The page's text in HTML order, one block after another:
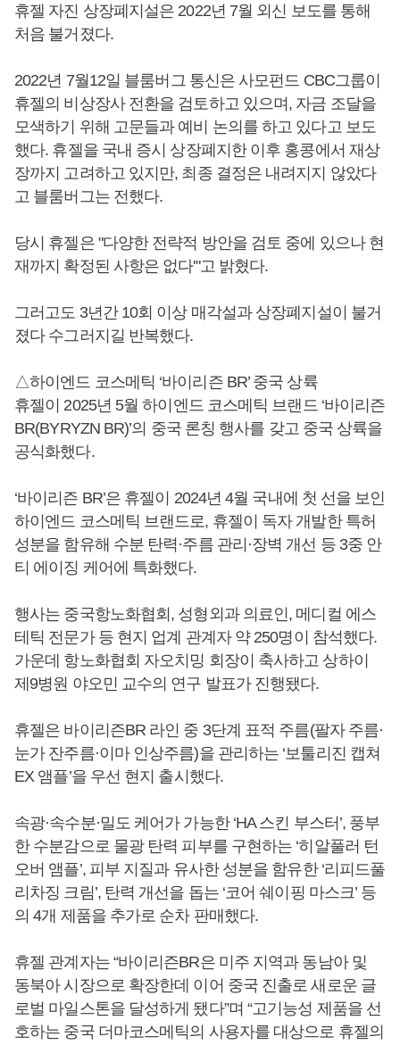
휴젤 자진 상장폐지설은 2022년 7월 외신 보도를 통해
처음 불거졌다.
2022년 7월12일 블룸버그 통신은 사모펀드 CBC그룹이
휴젤의 비상장사 전환을 검토하고 있으며, 자금 조달을
모색하기 위해 고문들과 예비 논의를 하고 있다고 보도
했다. 휴젤을 국내 증시 상장폐지한 이후 홍콩에서 재상
장까지 고려하고 있지만, 최종 결정은 내려지지 않았다
고 블룸버그는 전했다.
당시 휴젤은 "다양한 전략적 방안을 검토 중에 있으나 현
재까지 확정된 사항은 없다'"고 밝혔다.
그러고도 3년간 10회 이상 매각설과 상장폐지설이 불거
졌다 수그러지길 반복했다.
△하이엔드 코스메틱 ‘바이리즌 BR’ 중국 상륙
휴젤이 2025년 5월 하이엔드 코스메틱 브랜드 ‘바이리즌
BR(BYRYZN BR)’의 중국 론칭 행사를 갖고 중국 상륙을
공식화했다.
‘바이리즌 BR’은 휴젤이 2024년 4월 국내에 첫 선을 보인
하이엔드 코스메틱 브랜드로, 휴젤이 독자 개발한 특허
성분을 함유해 수분 탄력·주름 관리·장벽 개선 등 3중 안
티 에이징 케어에 특화했다.
행사는 중국항노화협회, 성형외과 의료인, 메디컬 에스
테틱 전문가 등 현지 업계 관계자 약 250명이 참석했다.
가운데 항노화협회 자오치밍 회장이 축사하고 상하이
제9병원 야오민 교수의 연구 발표가 진행됐다.
휴젤은 바이리즌BR 라인 중 3단계 표적 주름(팔자 주름·
눈가 잔주름·이마 인상주름)을 관리하는 ‘보툴리진 캡쳐
EX 앰플’을 우선 현지 출시했다.
속광·속수분·밀도 케어가 가능한 ‘HA 스킨 부스터’, 풍부
한 수분감으로 물광 탄력 피부를 구현하는 ‘히알풀러 턴
오버 앰플’, 피부 지질과 유사한 성분을 함유한 ‘리피드풀
리차징 크림’, 탄력 개선을 돕는 ‘코어 쉐이핑 마스크’ 등
의 4개 제품을 추가로 순차 판매했다.
휴젤 관계자는 “바이리즌BR은 미주 지역과 동남아 및
동북아 시장으로 확장한데 이어 중국 진출로 새로운 글
로벌 마일스톤을 달성하게 됐다”며 “고기능성 제품을 선
호하는 중국 더마코스메틱의 사용자를 대상으로 휴젤의